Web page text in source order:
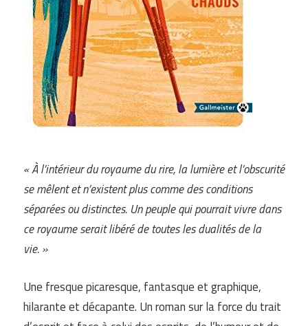
« À l’intérieur du royaume du rire, la lumière et l’obscurité
se mêlent et n’existent plus comme des conditions
séparées ou distinctes. Un peuple qui pourrait vivre dans
ce royaume serait libéré de toutes les dualités de la
vie. »
Une fresque picaresque, fantasque et graphique,
hilarante et décapante. Un roman sur la force du trait